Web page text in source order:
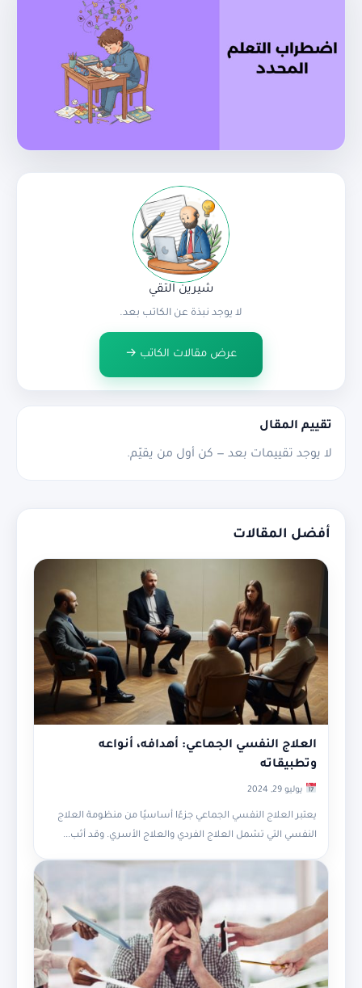
شيرين التقي
لا يوجد نبذة عن الكاتب بعد.
عرض مقالات الكاتب →
تقييم المقال
لا يوجد تقييمات بعد — كن أول من يقيّم.
أفضل المقالات
العلاج النفسي الجماعي: أهدافه، أنواعه
وتطبيقاته
يوليو 29, 2024
يعتبر العلاج النفسي الجماعي جزءًا أساسيًا من منظومة العلاج
النفسي التي تشمل العلاج الفردي والعلاج الأسري. وقد أثب...